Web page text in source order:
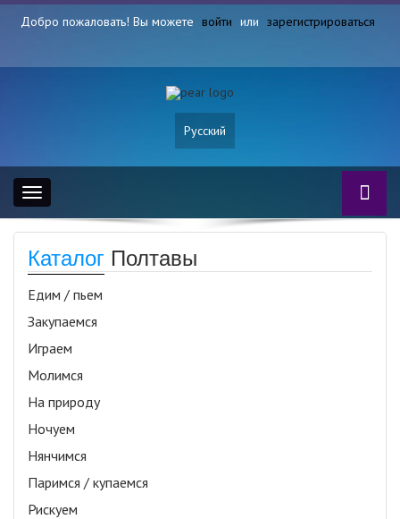
Добро пожаловать! Вы можете войти или зарегистрироваться
Русский
Toggle
navigation
Каталог Полтавы
Едим / пьем
Закупаемся
Играем
Молимся
На природу
Ночуем
Нянчимся
Паримся / купаемся
Рискуем